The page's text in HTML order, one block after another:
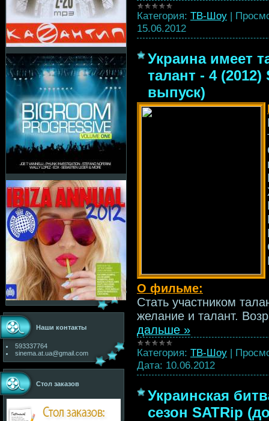
Наши контакты
593337764
sinema.at.ua@gmail.com
Стол заказов
Категория: ТВ-Шоу |
15.06.2012
Украина имеет
талант - 4
выпуск)
О фильме:
Стать участником
желание и талант.
дальше »
Категория: ТВ-Шоу |
Дата: 10.06.2012
Украинская
сезон SATRip